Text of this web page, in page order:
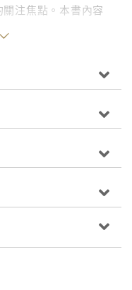
注焦點。本書內容
性的省思。本書集
剖析，提供讀者兼